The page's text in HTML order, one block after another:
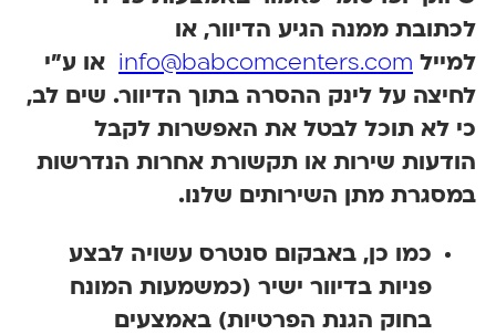
ממנה הגיע הדיוור, או
info@babcomcenters.com או ע"י
על לינק ההסרה בתוך הדיוור. שים לב,
לא תוכל לבטל את האפשרות לקבל
שירות או תקשורת אחרות הנדרשות
מתן השירותים שלנו.
כמו כן, באבקום סנטרס עשויה לבצע
פניות בדיוור ישיר (כמשמעות המונח
בחוק הגנת הפרטיות) באמצעים